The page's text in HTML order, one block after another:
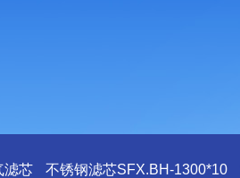
滤芯 不锈钢滤芯SFX.BH-1300*10